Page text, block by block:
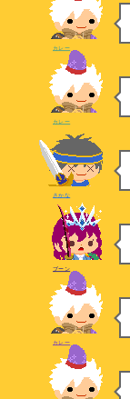
カレー
カレー
さかな
ブーン
カレー